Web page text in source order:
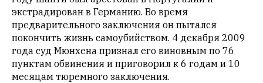
экстрадирован в Германию. Во время
предварительного заключения он пытался
покончить жизнь самоубийством. 4 декабря 2009
года суд Мюнхена признал его виновным по 76
пунктам обвинения и приговорил к 6 годам и 10
месяцам тюремного заключения.